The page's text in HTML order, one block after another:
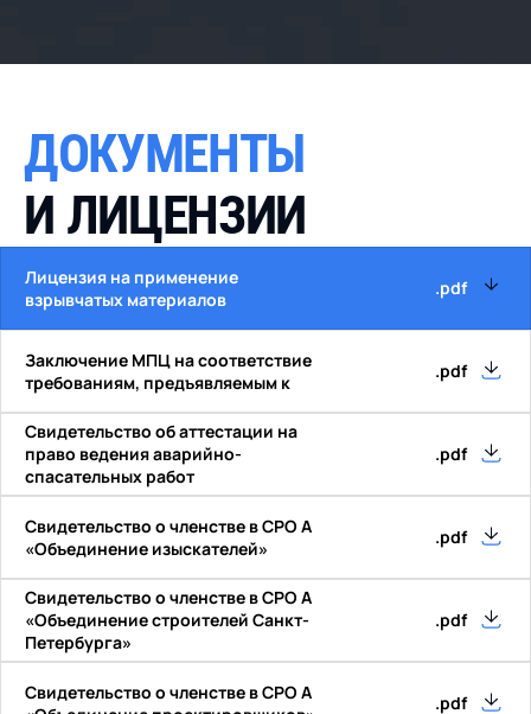
ДОКУМЕНТЫ
И ЛИЦЕНЗИИ
Лицензия на применение
взрывчатых материалов
.pdf
Заключение МПЦ на соответствие
требованиям, предъявляемым к
.pdf
Свидетельство об аттестации на
право ведения аварийно-
спасательных работ
.pdf
Свидетельство о членстве в СРО А
«Объединение изыскателей»
.pdf
Свидетельство о членстве в СРО А
«Объединение строителей Санкт-
Петербурга»
.pdf
Свидетельство о членстве в СРО А
.pdf